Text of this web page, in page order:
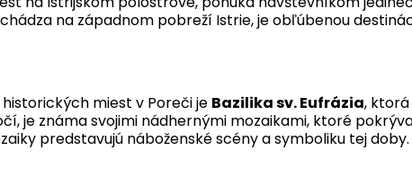
na západnom pobreží Istrie, je obľúbenou
miest v Poreči je Bazilika sv. Eufrázia,
je známa svojimi nádhernými mozaikami, ktoré
predstavujú náboženské scény a symboliku tej doby.